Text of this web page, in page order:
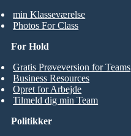
min Klasseværelse
Photos For Class
For Hold
Gratis Prøveversion for Teams
Business Resources
Opret for Arbejde
Tilmeld dig min Team
Politikker